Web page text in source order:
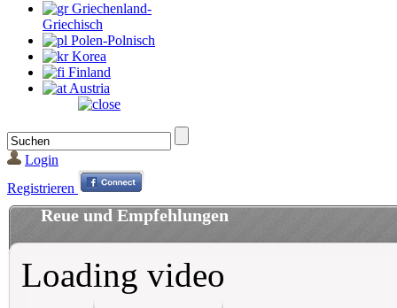
Griechenland-
Griechisch
Polen-Polnisch
Korea
Finland
Austria
Login
Registrieren
Reue und Empfehlungen
Loading video